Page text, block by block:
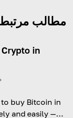
مطالب
in
buy Bitcoin in
and easily —